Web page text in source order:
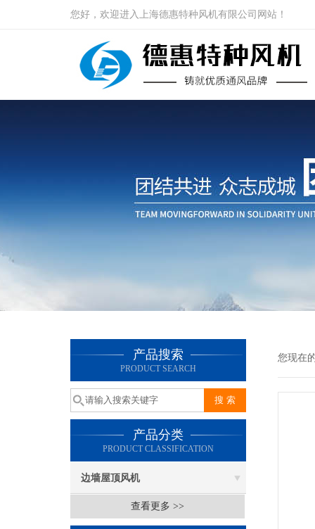
您好，欢迎进入上海德惠特种风机有限公司网站！
产品搜索
PRODUCT SEARCH
产品分类
PRODUCT CLASSIFICATION
边墙屋顶风机
查看更多 >>
您现在